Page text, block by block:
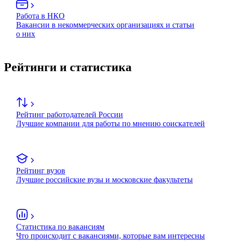
Работа в НКО
Вакансии в некоммерческих организациях и статьи
о них
Рейтинги и статистика
Рейтинг работодателей России
Лучшие компании для работы по мнению соискателей
Рейтинг вузов
Лучшие российские вузы и московские факультеты
Статистика по вакансиям
Что происходит с вакансиями, которые вам интересны